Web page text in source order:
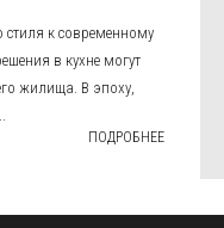
стиля к современному
в кухне могут
жилища. В эпоху,
ПОДРОБНЕЕ